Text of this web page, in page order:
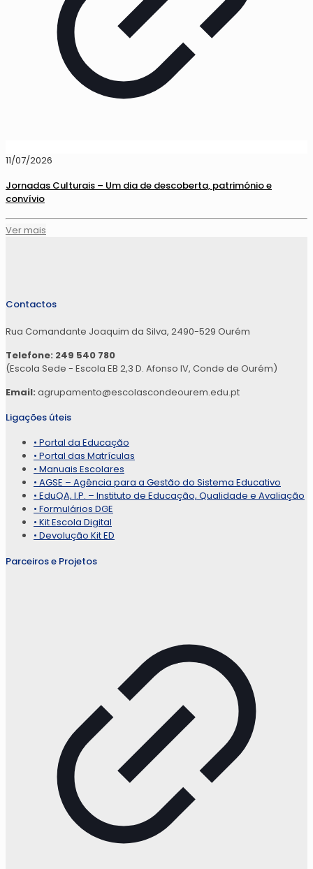
11/07/2026
Jornadas Culturais – Um dia de descoberta, património e
convívio
Ver mais
Contactos
Rua Comandante Joaquim da Silva, 2490-529 Ourém
Telefone: 249 540 780
(Escola Sede - Escola EB 2,3 D. Afonso IV, Conde de Ourém)
Email: agrupamento@escolascondeourem.edu.pt
Ligações úteis
• Portal da Educação
• Portal das Matrículas
• Manuais Escolares
• AGSE – Agência para a Gestão do Sistema Educativo
• EduQA, I.P. – Instituto de Educação, Qualidade e Avaliação
• Formulários DGE
• Kit Escola Digital
• Devolução Kit ED
Parceiros e Projetos